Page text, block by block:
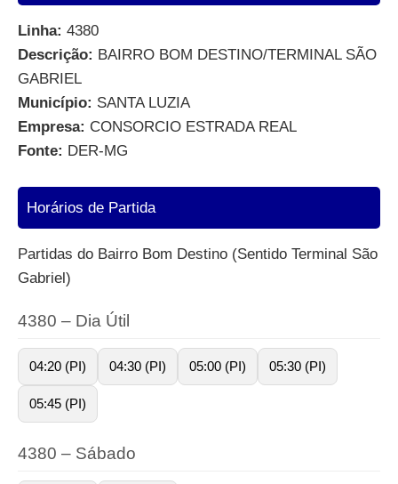
Linha: 4380
Descrição: BAIRRO BOM DESTINO/TERMINAL SÃO
GABRIEL
Município: SANTA LUZIA
Empresa: CONSORCIO ESTRADA REAL
Fonte: DER-MG
Horários de Partida
Partidas do Bairro Bom Destino (Sentido Terminal São
Gabriel)
4380 – Dia Útil
04:20 (PI) 04:30 (PI) 05:00 (PI) 05:30 (PI)
05:45 (PI)
4380 – Sábado